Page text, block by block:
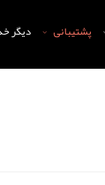
پشتیبانی دیگر